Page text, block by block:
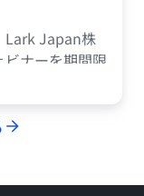
Lark Japan株
ナーを期間限